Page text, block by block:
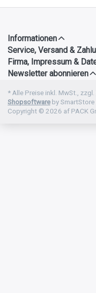
Informationen
Service, Versand &
Firma, Impressum &
Newsletter abonnieren
* Alle Preise inkl. MwSt., zzgl.
Shopsoftwareby
Copyright © 2026 af PACK